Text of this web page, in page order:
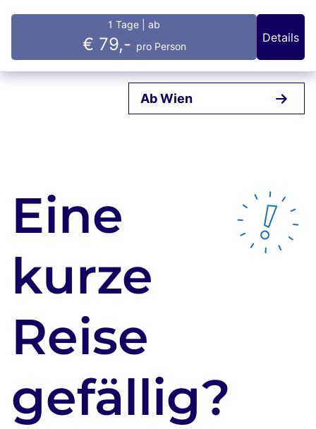
1 Tage | ab
€ 79,- pro Person
Details
Ab Wien
Eine
kurze
Reise
gefällig?